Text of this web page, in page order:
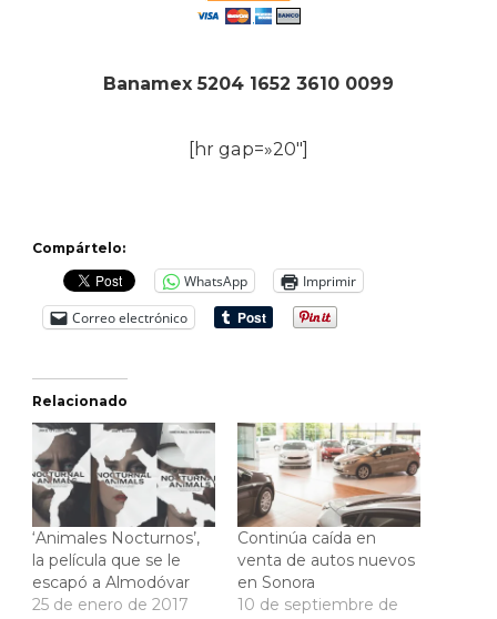
Banamex 5204 1652 3610 0099
[hr gap=»20″]
Compártelo:
WhatsApp
Imprimir
Correo electrónico
Relacionado
‘Animales Nocturnos’,
la película que se le
escapó a Almodóvar
25 de enero de 2017
Continúa caída en
venta de autos nuevos
en Sonora
10 de septiembre de